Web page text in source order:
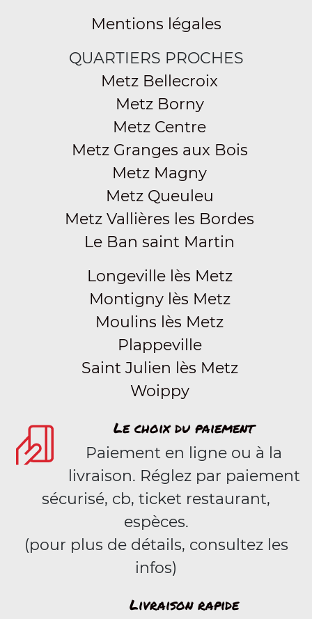
Mentions légales
QUARTIERS PROCHES
Metz Bellecroix
Metz Borny
Metz Centre
Metz Granges aux Bois
Metz Magny
Metz Queuleu
Metz Vallières les Bordes
Le Ban saint Martin
Longeville lès Metz
Montigny lès Metz
Moulins lès Metz
Plappeville
Saint Julien lès Metz
Woippy
Le choix du paiement
Paiement en ligne ou à la
livraison. Réglez par paiement
sécurisé, cb, ticket restaurant,
espèces.
(pour plus de détails, consultez les
infos)
Livraison rapide